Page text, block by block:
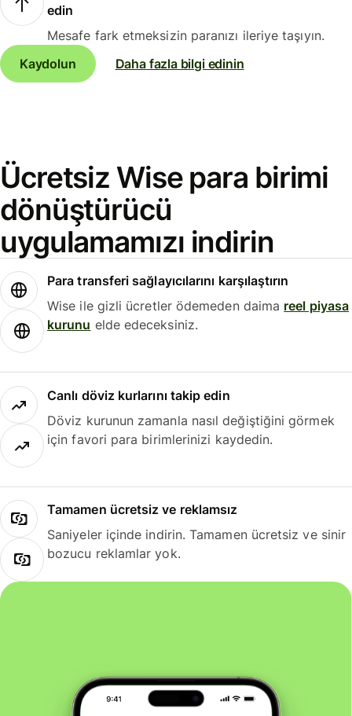
edin
Mesafe fark etmeksizin paranızı ileriye taşıyın.
Kaydolun
Daha fazla bilgi edinin
Ücretsiz Wise para birimi
dönüştürücü
uygulamamızı indirin
Para transferi sağlayıcılarını karşılaştırın
Wise ile gizli ücretler ödemeden daima reel piyasa
kurunu elde edeceksiniz.
Canlı döviz kurlarını takip edin
Döviz kurunun zamanla nasıl değiştiğini görmek
için favori para birimlerinizi kaydedin.
Tamamen ücretsiz ve reklamsız
Saniyeler içinde indirin. Tamamen ücretsiz ve sinir
bozucu reklamlar yok.